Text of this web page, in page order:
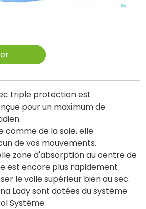
triple protection est
pour un maximum de
comme de la soie, elle
de vos mouvements.
zone d'absorption au centre de
est encore plus rapidement
le voile supérieur bien au sec.
Lady sont dotées du système
Système.